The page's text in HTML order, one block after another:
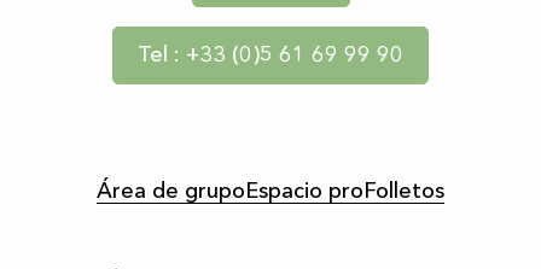
Tel : +33 (0)5 61 69 99 90
Área de grupo Espacio pro Folletos